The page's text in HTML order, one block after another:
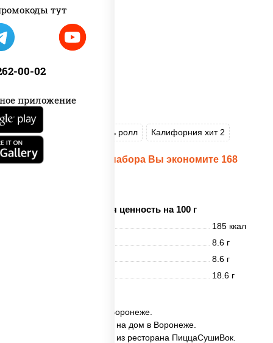
тут
00-02
приложение
Пицца Цезарь Цезарь ролл Калифорния хит 2
При заказе данного набора Вы экономите 168
Пищевая ценность на 100 г
185 ккал
8.6 г
8.6 г
18.6 г
✅ Набор №4 заказать в Воронеже.
✅ Набор №4 с доставкой на дом в Воронеже.
✅ Набор №4 в Воронеже из ресторана ПиццаСушиВок.